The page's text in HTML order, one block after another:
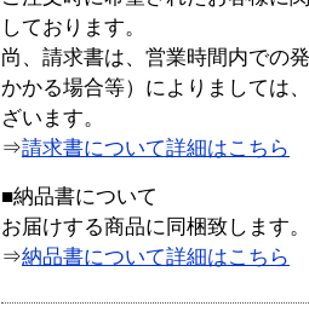
しております。
尚、請求書は、営業時間内での
かかる場合等）によりましては
ざいます。
⇒請求書について詳細はこちら
■納品書について
お届けする商品に同梱致します。
⇒納品書について詳細はこちら